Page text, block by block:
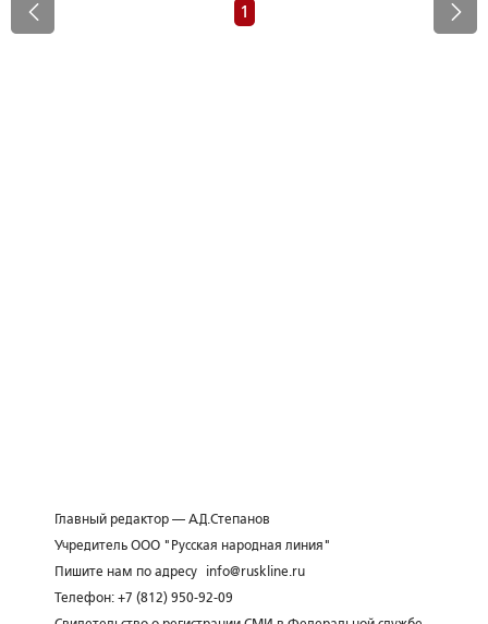
1
Главный редактор — А.Д.Степанов
Учредитель ООО "Русская народная линия"
Пишите нам по адресу
info@ruskline.ru
Телефон: +7 (812) 950-92-09